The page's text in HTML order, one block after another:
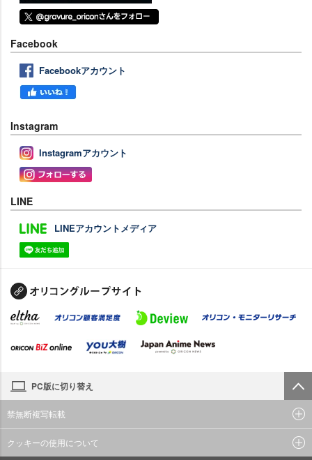
Facebook
Facebookアカウント
Instagram
Instagramアカウント
LINE
LINEアカウントメディア
PC版に切り替え
禁無断複写転載
クッキーの使用について